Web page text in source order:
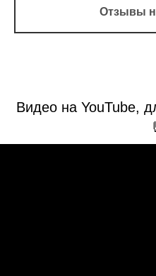
Отзывы
Видео на YouTube,